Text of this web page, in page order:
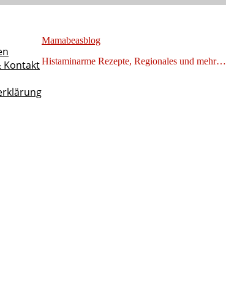
Kontakt
Mamabeasblog
Histaminarme Rezepte, Regionales und mehr…